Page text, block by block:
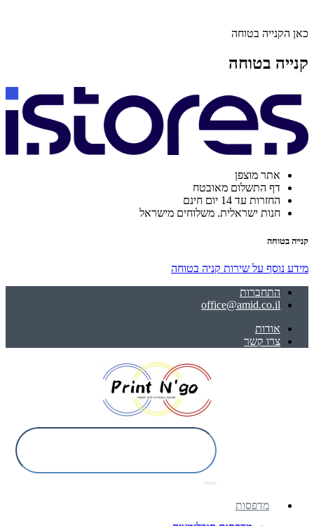
כאן הקנייה בטוחה
קנייה בטוחה
אתר מוצפן
דף התשלום מאובטח
החזרות עד 14 יום חינם
חנות ישראלית. משלוחים מישראל
קנייה בטוחה
מידע נוסף על שירות קניה בטוחה
התחברות
office@amid.co.il
אודות
צרו קשר
מדפסות